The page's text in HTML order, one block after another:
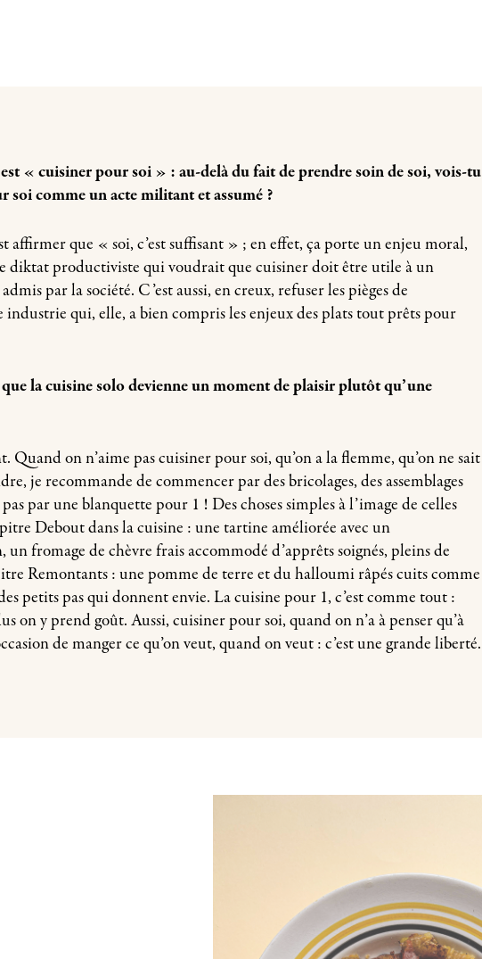
« cuisiner pour soi » : au-delà du fait de prendre soin de soi, vois-tu
soi comme un acte militant et assumé ?
affirmer que « soi, c’est suffisant » ; en effet, ça porte un enjeu moral,
diktat productiviste qui voudrait que cuisiner doit être utile à un
par la société. C’est aussi, en creux, refuser les pièges de
industrie qui, elle, a bien compris les enjeux des plats tout prêts pour
la cuisine solo devienne un moment de plaisir plutôt qu’une
Quand on n’aime pas cuisiner pour soi, qu’on a la flemme, qu’on ne sait
je recommande de commencer par des bricolages, des assemblages
pas par une blanquette pour 1 ! Des choses simples à l’image de celles
Debout dans la cuisine : une tartine améliorée avec un
un fromage de chèvre frais accommodé d’apprêts soignés, pleins de
Remontants : une pomme de terre et du halloumi râpés cuits comme
petits pas qui donnent envie. La cuisine pour 1, c’est comme tout :
on y prend goût. Aussi, cuisiner pour soi, quand on n’a à penser qu’à
de manger ce qu’on veut, quand on veut : c’est une grande liberté.